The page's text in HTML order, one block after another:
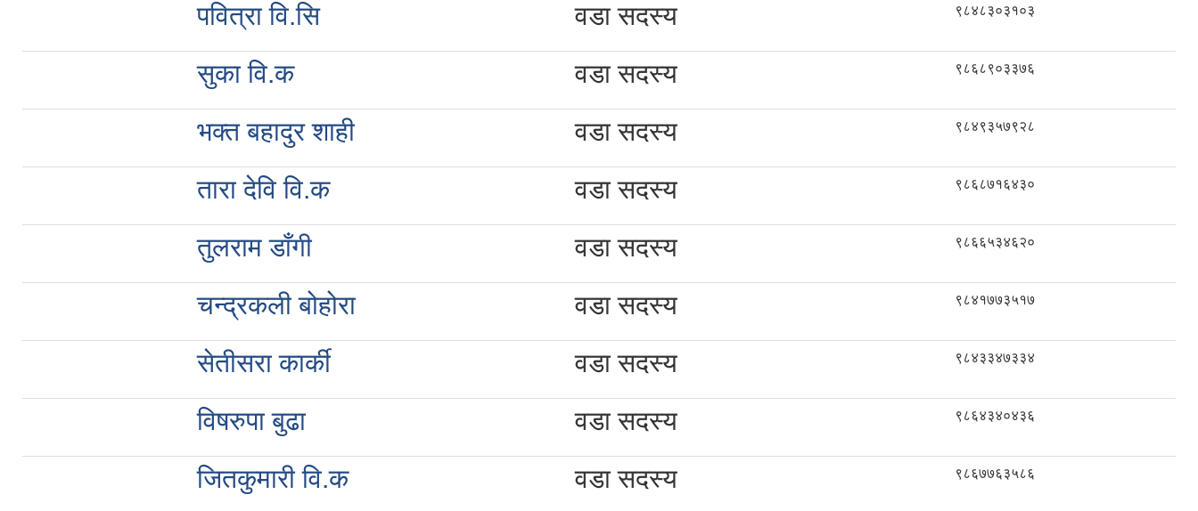
पवित्रा वि.सि वडा सदस्य ९८४८३०३१०३
सुका वि.क वडा सदस्य ९८६८९०३३७६
भक्त बहादुर शाही वडा सदस्य ९८४९३५७९२८
तारा देवि वि.क वडा सदस्य ९८६८७१६४३०
तुलराम डाँगी वडा सदस्य ९८६६५३४६२०
चन्द्रकली बोहोरा वडा सदस्य ९८४१७७३५१७
सेतीसरा कार्की वडा सदस्य ९८४३३४७३३४
विषरुपा बुढा वडा सदस्य ९८६४३४०४३६
जितकुमारी वि.क वडा सदस्य ९८६७७६३५८६